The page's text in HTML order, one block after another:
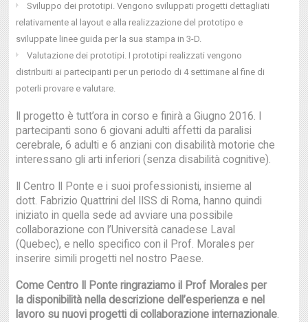
Sviluppo dei prototipi. Vengono sviluppati progetti dettagliati
relativamente al layout e alla realizzazione del prototipo e
sviluppate linee guida per la sua stampa in 3-D.
Valutazione dei prototipi. I prototipi realizzati vengono
distribuiti ai partecipanti per un periodo di 4 settimane al fine di
poterli provare e valutare.
Il progetto è tutt’ora in corso e finirà a Giugno 2016. I
partecipanti sono 6 giovani adulti affetti da paralisi
cerebrale, 6 adulti e 6 anziani con disabilità motorie che
interessano gli arti inferiori (senza disabilità cognitive).
Il Centro Il Ponte e i suoi professionisti, insieme al
dott. Fabrizio Quattrini del IISS di Roma, hanno quindi
iniziato in quella sede ad avviare una possibile
collaborazione con l’Università canadese Laval
(Quebec), e nello specifico con il Prof. Morales per
inserire simili progetti nel nostro Paese.
Come Centro Il Ponte ringraziamo il Prof Morales per
la disponibilità nella descrizione dell’esperienza e nel
lavoro su nuovi progetti di collaborazione internazionale.